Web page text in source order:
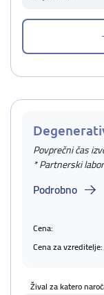
Povprečni čas
* Partnerski
Podrobno
Cena:
Cena za vzreditelje:
Žival za katero